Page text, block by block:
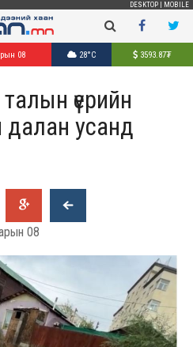
DESKTOP MOBILE
08 28°C 3593.87₮
талын үерийн
усанд
08